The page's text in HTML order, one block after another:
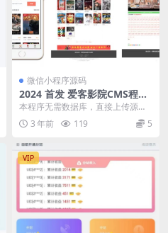
微信小程序源码
2024 首发 爱客影院CMS程序
PHP源码V3.0 免数据库
本程序无需数据库，直接上传源码
即可访问，（服务器或虚拟主机空
间）都可以搭建使用！...
3 年前 119 5
VIP